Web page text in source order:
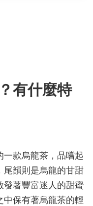
有什麼特
款烏龍茶，品嚐起
尾韻則是烏龍的甘甜
發著豐富迷人的甜蜜
中保有著烏龍茶的輕